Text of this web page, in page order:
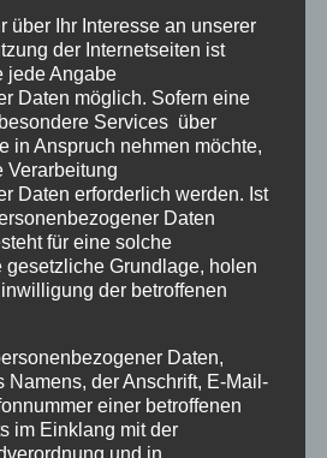
mit pädagogischen und
Fachleuten und
wird vom 21.-
einem der Erholungsorte,
standen, durchgeführt
80 Anmeldungen.
ist von uns selbst
der den
Anforderungen gerecht
zur Veröffentlichung
nexus-
über Ihr Interesse an unserer
der Internetseiten ist
jede Angabe
Daten möglich. Sofern eine
Services über
in Anspruch nehmen möchte,
Verarbeitung
Daten erforderlich werden. Ist
Daten
für eine solche
gesetzliche Grundlage, holen
der betroffenen
Daten,
Namens, der Anschrift, E-Mail-
einer betroffenen
im Einklang mit der
und in